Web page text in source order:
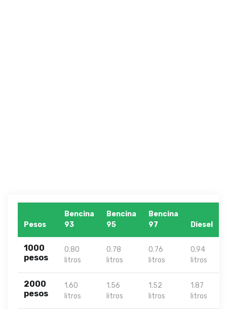
Pesos
Bencina
93
Bencina
95
Bencina
97
Diesel
1000
pesos
0.80
litros
0.78
litros
0.76
litros
0.94
litros
2000
pesos
1.60
litros
1.56
litros
1.52
litros
1.87
litros